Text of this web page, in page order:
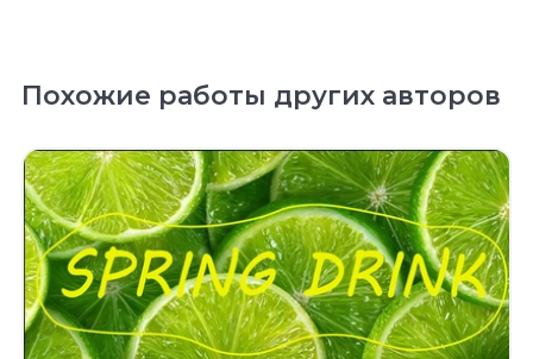
Похожие работы других авторов